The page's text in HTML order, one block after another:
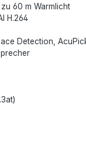
60 m Warmlicht
H.264
Detection,